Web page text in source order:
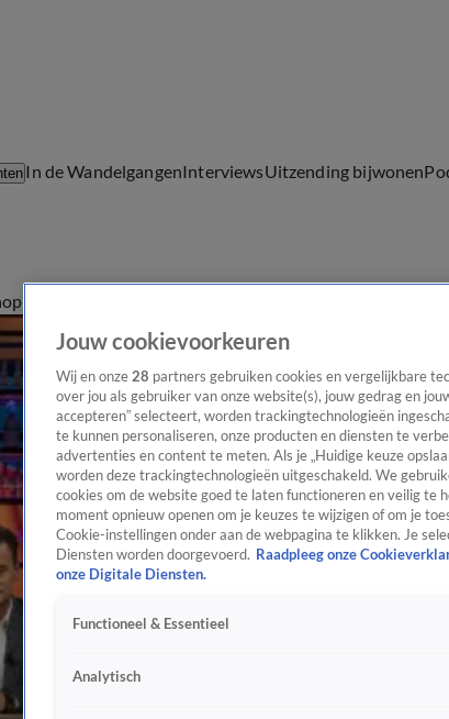
In de WandelgangenInterviewsUitzending bijwonen
Jouw cookievoorkeuren
Wij en onze 28 partners gebruiken cookies en vergelijkbare
over jou als gebruiker van onze website(s), jouw gedrag en
accepteren” selecteert, worden trackingtechnologieën
te kunnen personaliseren, onze producten en diensten te
advertenties en content te meten. Als je „Huidige keuze
worden deze trackingtechnologieën uitgeschakeld. We
cookies om de website goed te laten functioneren en veilig te
moment opnieuw openen om je keuzes te wijzigen of om je
Cookie-instellingen onder aan de webpagina te klikken. Je
Diensten worden doorgevoerd. Raadpleeg onze
onze Digitale Diensten.
Functioneel & Essentieel
Analytisch